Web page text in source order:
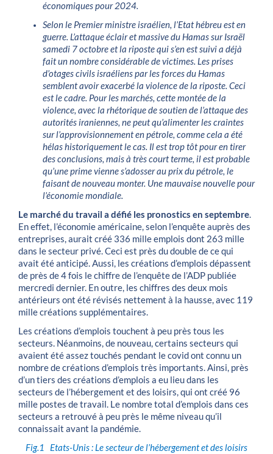
économiques pour 2024.
Selon le Premier ministre israélien, l’Etat hébreu est en
guerre. L’attaque éclair et massive du Hamas sur Israël
samedi 7 octobre et la riposte qui s’en est suivi a déjà
fait un nombre considérable de victimes. Les prises
d’otages civils israéliens par les forces du Hamas
semblent avoir exacerbé la violence de la riposte. Ceci
est le cadre. Pour les marchés, cette montée de la
violence, avec la rhétorique de soutien de l’attaque des
autorités iraniennes, ne peut qu’alimenter les craintes
sur l’approvisionnement en pétrole, comme cela a été
hélas historiquement le cas. Il est trop tôt pour en tirer
des conclusions, mais à très court terme, il est probable
qu’une prime vienne s’adosser au prix du pétrole, le
faisant de nouveau monter. Une mauvaise nouvelle pour
l’économie mondiale.
Le marché du travail a défié les pronostics en septembre.
En effet, l’économie américaine, selon l’enquête auprès des
entreprises, aurait créé 336 mille emplois dont 263 mille
dans le secteur privé. Ceci est près du double de ce qui
avait été anticipé. Aussi, les créations d’emplois dépassent
de près de 4 fois le chiffre de l’enquête de l’ADP publiée
mercredi dernier. En outre, les chiffres des deux mois
antérieurs ont été révisés nettement à la hausse, avec 119
mille créations supplémentaires.
Les créations d’emplois touchent à peu près tous les
secteurs. Néanmoins, de nouveau, certains secteurs qui
avaient été assez touchés pendant le covid ont connu un
nombre de créations d’emplois très importants. Ainsi, près
d’un tiers des créations d’emplois a eu lieu dans les
secteurs de l’hébergement et des loisirs, qui ont créé 96
mille postes de travail. Le nombre total d’emplois dans ces
secteurs a retrouvé à peu près le même niveau qu’il
connaissait avant la pandémie.
Fig.1 Etats-Unis : Le secteur de l’hébergement et des loisirs